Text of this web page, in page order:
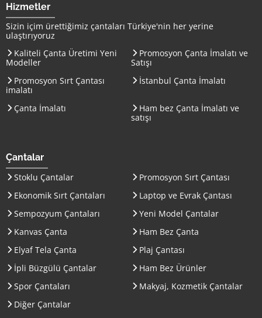
Hizmetler
Sizin içim ürettiğimiz çantaları Türkiye'nin her yerine
ulaştırıyoruz
Kaliteli Çanta Üretimi Yeni
Modeller
Promosyon Çanta İmalatı ve
Satışı
Promosyon Sırt Çantası
imalatı
İstanbul Çanta İmalatı
Çanta İmalatı
Ham bez Çanta İmalatı ve
satışı
Çantalar
Stoklu Çantalar
Promosyon Sırt Çantası
Ekonomik Sırt Çantaları
Laptop ve Evrak Çantası
Sempozyum Çantaları
Yeni Model Çantalar
Kanvas Çanta
Ham Bez Çanta
Elyaf Tela Çanta
Plaj Çantası
İpli Büzgülü Çantalar
Ham Bez Ürünler
Spor Çantaları
Makyaj, Kozmetik Çantalar
Diğer Çantalar